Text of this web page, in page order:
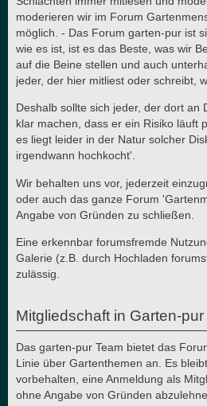
moderieren wir im Forum
möglich. - Das Forum garten-pur ist
wie es ist, ist es das Beste, was wir
auf die Beine stellen und auch
jeder, der hier mitliest oder schreibt,
Deshalb sollte sich jeder, der dort an
klar machen, dass er ein Risiko läuft
es liegt leider in der Natur solcher
irgendwann hochkocht'.
Wir behalten uns vor, jederzeit
oder auch das ganze Forum
Angabe von Gründen zu schließen.
Eine erkennbar forumsfremde
Galerie (z.B. durch Hochladen
zulässig.
Mitgliedschaft in Garten-pur
Das garten-pur Team bietet das
Linie über Gartenthemen an. Es
vorbehalten, eine Anmeldung als
ohne Angabe von Gründen